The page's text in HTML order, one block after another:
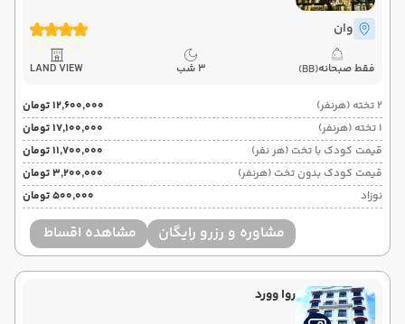
وان
فقط صبحانه(BB) 3 شب LAND VIEW
2 تخته (هرنفر)
۱۲٬۶۰۰٬۰۰۰ تومان
1 تخته (هرنفر)
۱۷٬۱۰۰٬۰۰۰ تومان
قیمت کودک با تخت (هر نفر)
۱۱٬۷۰۰٬۰۰۰ تومان
قیمت کودک بدون تخت (هرنفر)
۳٬۲۰۰٬۰۰۰ تومان
نوزاد
۵۰۰٬۰۰۰ تومان
مشاوره و رزرو رایگان مشاهده اقساط
روا وورد